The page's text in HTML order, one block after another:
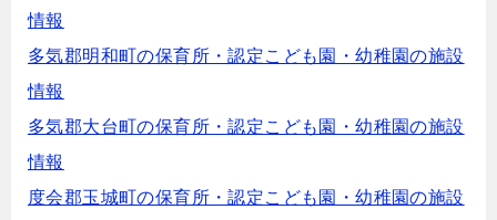
情報
多気郡明和町の保育所・認定こども園・幼稚園の施設
情報
多気郡大台町の保育所・認定こども園・幼稚園の施設
情報
度会郡玉城町の保育所・認定こども園・幼稚園の施設